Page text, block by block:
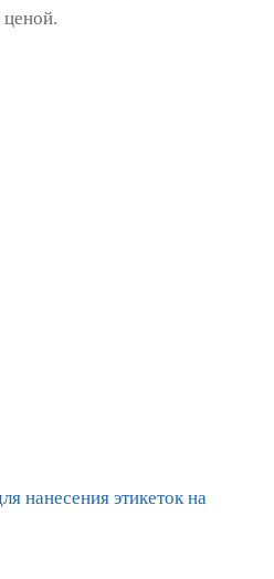
ценой.
нанесения этикеток на